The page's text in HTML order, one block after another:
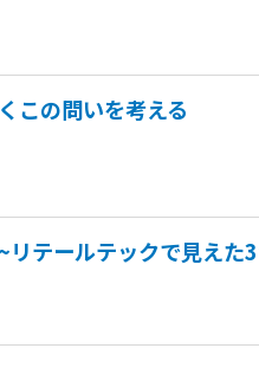
この問いを考える
テールテックで見えた